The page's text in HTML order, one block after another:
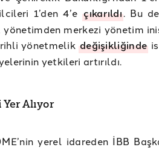
1’den 4’eçıkarıldı. Bu
yönetimden merkezi yönetim
yönetmelik değişikliğinde
yetkileri artırıldı.
Yer Alıyor
yerel idareden İBB